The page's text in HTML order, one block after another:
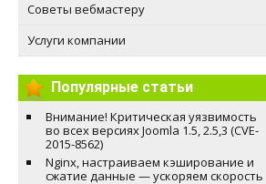
Советы вебмастеру
Услуги компании
Популярные статьи
Внимание! Критическая уязвимость
во всех версиях Joomla 1.5, 2.5,3 (CVE-
2015-8562)
Nginx, настраиваем кэширование и
сжатие данные — ускоряем скорость